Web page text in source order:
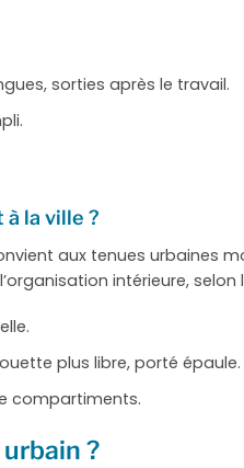
sorties après le travail.
la ville ?
aux tenues urbaines
intérieure, selon
plus libre, porté épaule.
compartiments.
?